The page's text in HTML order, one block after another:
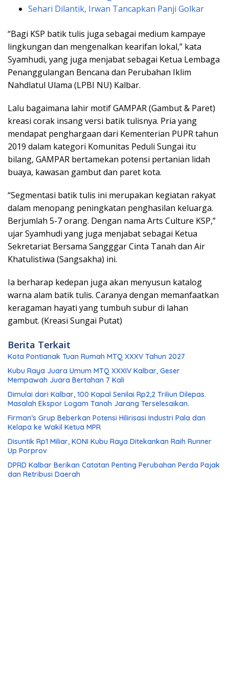
Sehari Dilantik, Irwan Tancapkan Panji Golkar
“Bagi KSP batik tulis juga sebagai medium kampaye
lingkungan dan mengenalkan kearifan lokal,” kata
Syamhudi, yang juga menjabat sebagai Ketua Lembaga
Penanggulangan Bencana dan Perubahan Iklim
Nahdlatul Ulama (LPBI NU) Kalbar.
Lalu bagaimana lahir motif GAMPAR (Gambut & Paret)
kreasi corak insang versi batik tulisnya. Pria yang
mendapat penghargaan dari Kementerian PUPR tahun
2019 dalam kategori Komunitas Peduli Sungai itu
bilang, GAMPAR bertamekan potensi pertanian lidah
buaya, kawasan gambut dan paret kota.
“Segmentasi batik tulis ini merupakan kegiatan rakyat
dalam menopang peningkatan penghasilan keluarga.
Berjumlah 5-7 orang. Dengan nama Arts Culture KSP,”
ujar Syamhudi yang juga menjabat sebagai Ketua
Sekretariat Bersama Sangggar Cinta Tanah dan Air
Khatulistiwa (Sangsakha) ini.
Ia berharap kedepan juga akan menyusun katalog
warna alam batik tulis. Caranya dengan memanfaatkan
keragaman hayati yang tumbuh subur di lahan
gambut. (Kreasi Sungai Putat)
Berita Terkait
Kota Pontianak Tuan Rumah MTQ XXXV Tahun 2027
Kubu Raya Juara Umum MTQ XXXIV Kalbar, Geser
Mempawah Juara Bertahan 7 Kali
Dimulai dari Kalbar, 100 Kapal Senilai Rp2,2 Triliun Dilepas.
Masalah Ekspor Logam Tanah Jarang Terselesaikan.
Firman’s Grup Beberkan Potensi Hilirisasi Industri Pala dan
Kelapa ke Wakil Ketua MPR
Disuntik Rp1 Miliar, KONI Kubu Raya Ditekankan Raih Runner
Up Porprov
DPRD Kalbar Berikan Catatan Penting Perubahan Perda Pajak
dan Retribusi Daerah